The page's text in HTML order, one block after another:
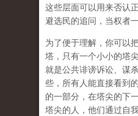
这些层面可以用来否认
避选民的追问，当权者
为了便于理解，你可以
塔，只有一个小小的塔
就是公共诽谤诉讼、谋
些，所有人能直接看到
的一部分，在塔尖的下
塔尖的人，他们通过自